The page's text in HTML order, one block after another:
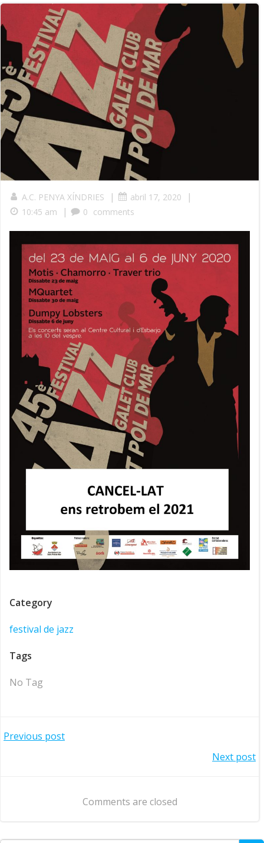
A.C. PENYA XÍNDRIES | abril 17, 2020 |
10:45 am | 0 comments
Category
festival de jazz
Tags
No Tag
Navegació
Previous post
d'entrades
Next post
Comments are closed